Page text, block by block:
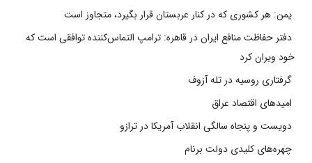
یمن: هر کشوری که در کنار عربستان قرار بگیرد، متجاوز است
دفتر حفاظت منافع ایران در قاهره: ترامپ التماس‌کننده توافقی است که
خود ویران کرد
گرفتاری روسیه در تله آزوف
امیدهای اقتصاد عراق
دویست و پنجاه سالگی انقلاب آمریکا در ترازو
چهره‌های کلیدی دولت برنام